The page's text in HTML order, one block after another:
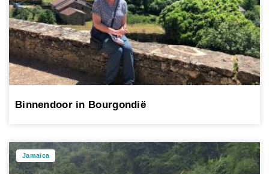
Binnendoor in Bourgondië
Jamaica